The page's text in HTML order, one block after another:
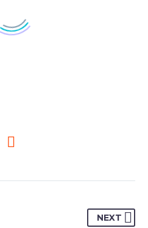
Lorem ipsum dolor sit
NEXT